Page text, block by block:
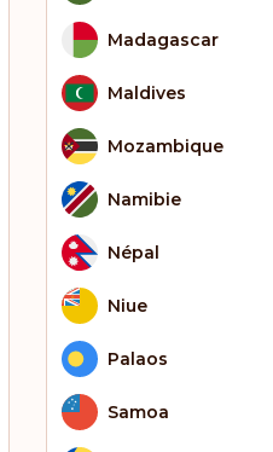
Madagascar
Maldives
Mozambique
Namibie
Népal
Niue
Palaos
Samoa